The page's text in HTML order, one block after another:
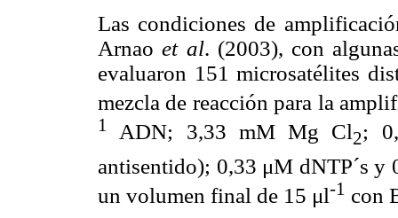
Las condiciones de
Arnaoet al. (2003), con
evaluaron 151 microsatélites
mezcla de reacción para la
1 ADN; 3,33 mM Mg Cl2;
antisentido); 0,33 μM dNTP´s y
un volumen final de 15 μl-1 con